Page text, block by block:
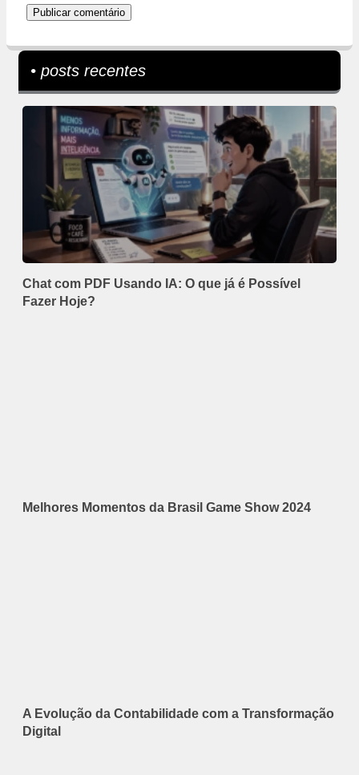
• posts recentes
Chat com PDF Usando IA: O que já é Possível
Fazer Hoje?
Melhores Momentos da Brasil Game Show 2024
A Evolução da Contabilidade com a Transformação
Digital